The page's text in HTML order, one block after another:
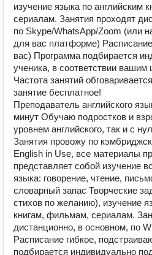
изучение языка по английским
сериалам. Занятия проходят
по Skype/WhatsApp/Zoom (или
для вас платформе)
вас) Программа подбирается
ученика, в соответствии вашим
Частота занятий
занятие бесплатное!
Преподаватель английского
минут Обучаю подростков и
уровнем английского, так и с
Занятия провожу по
English in Use, все материалы
представляет собой изучение
языка: говорение, чтение,
словарный запас Творческие
стихов по желанию), изучение
книгам, фильмам, сериалам.
дистанционно, в основном, по
Расписание гибкое,
подбирается индивидуально